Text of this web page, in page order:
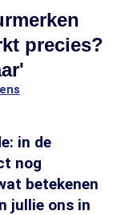
precies?
in de
nog
betekenen
jullie ons in